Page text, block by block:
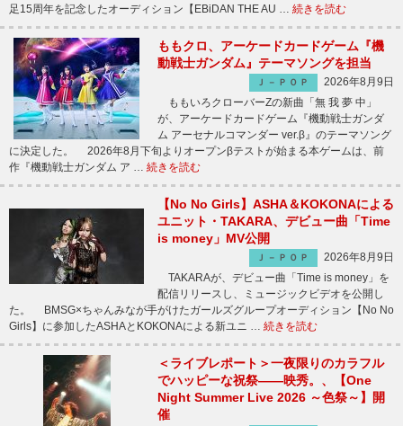
足15周年を記念したオーディション【EBiDAN THE AU … 続きを読む
ももクロ、アーケードカードゲーム『機
動戦士ガンダム』テーマソングを担当
Ｊ－ＰＯＰ
2026年8月9日
ももいろクローバーZの新曲「無 我 夢 中」
が、アーケードカードゲーム『機動戦士ガンダ
ム アーセナルコマンダー ver.β』のテーマソング
に決定した。 2026年8月下旬よりオープンβテストが始まる本ゲームは、前
作『機動戦士ガンダム ア … 続きを読む
【No No Girls】ASHA＆KOKONAによる
ユニット・TAKARA、デビュー曲「Time
is money」MV公開
Ｊ－ＰＯＰ
2026年8月9日
TAKARAが、デビュー曲「Time is money」を
配信リリースし、ミュージックビデオを公開し
た。 BMSG×ちゃんみなが手がけたガールズグループオーディション【No No
Girls】に参加したASHAとKOKONAによる新ユニ … 続きを読む
＜ライブレポート＞一夜限りのカラフル
でハッピーな祝祭――映秀。、【One
Night Summer Live 2026 ～色祭～】開
催